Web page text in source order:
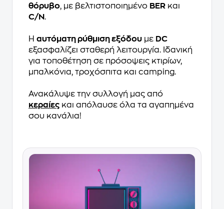
θόρυβο, με βελτιστοποιημένο BER και
C/N.
Η αυτόματη ρύθμιση εξόδου με DC
εξασφαλίζει σταθερή λειτουργία. Ιδανική
για τοποθέτηση σε πρόσοψεις κτιρίων,
μπαλκόνια, τροχόσπιτα και camping.
Ανακάλυψε την συλλογή μας από
κεραίες και απόλαυσε όλα τα αγαπημένα
σου κανάλια!